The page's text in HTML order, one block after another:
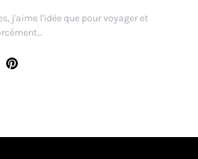
j'aime l'idée que pour voyager et